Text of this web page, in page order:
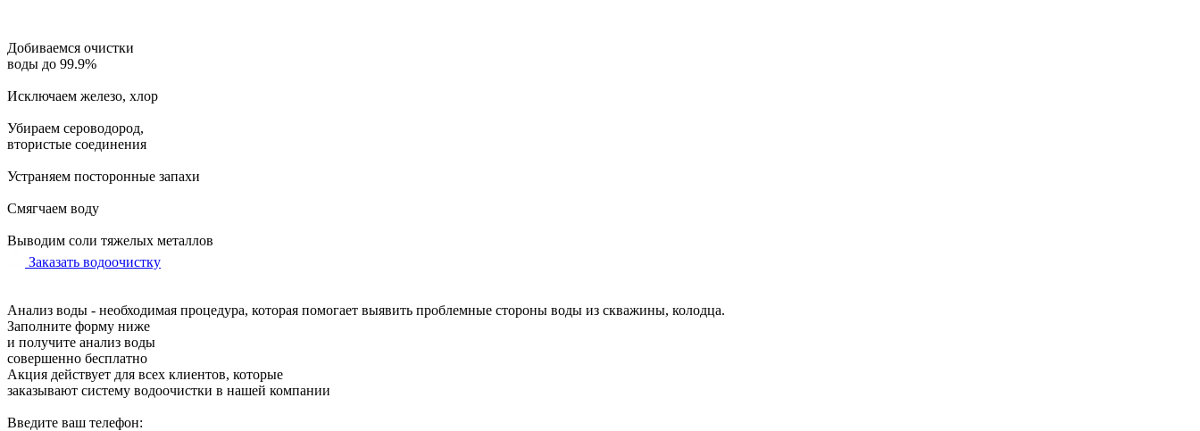
Добиваемся очистки
воды до 99.9%
Исключаем железо, хлор
Убираем сероводород,
втористые соединения
Устраняем посторонные запахи
Смягчаем воду
Выводим соли тяжелых металлов
Заказать водоочистку
Анализ воды - необходимая процедура, которая помогает выявить проблемные стороны воды из скважины, колодца.
Заполните форму ниже
и получите анализ воды
совершенно бесплатно
Акция действует для всех клиентов, которые
заказывают систему водоочистки в нашей компании
Введите ваш телефон: